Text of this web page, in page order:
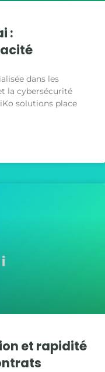
:
dans les
la cybersécurité
solutions place
et rapidité